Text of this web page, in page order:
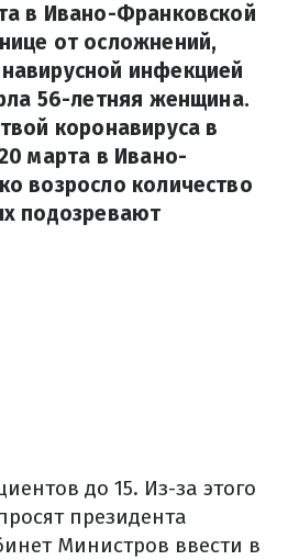
в Ивано-Франковской
от осложнений,
инфекцией
56-летняя женщина.
коронавируса в
марта в Ивано-
возросло количество
подозревают
до 15. Из-за этого
президента
Министров ввести в